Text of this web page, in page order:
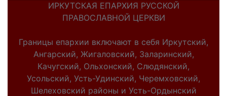
ИРКУТСКАЯ ЕПАРХИЯ РУССКОЙ
ПРАВОСЛАВНОЙ ЦЕРКВИ
Границы епархии включают в себя Иркутский,
Ангарский, Жигаловский, Заларинский,
Качугский, Ольхонский, Слюдянский,
Усольский, Усть-Удинский, Черемховский,
Шелеховский районы и Усть-Ордынский